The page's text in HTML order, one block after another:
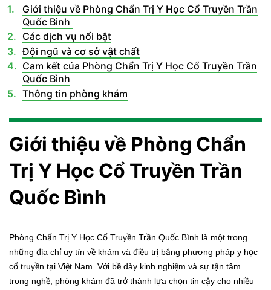
Giới thiệu về Phòng Chẩn Trị Y Học Cổ Truyền Trần
Quốc Bình
Các dịch vụ nổi bật
Đội ngũ và cơ sở vật chất
Cam kết của Phòng Chẩn Trị Y Học Cổ Truyền Trần
Quốc Bình
Thông tin phòng khám
Giới thiệu về Phòng Chẩn
Trị Y Học Cổ Truyền Trần
Quốc Bình
Phòng Chẩn Trị Y Học Cổ Truyền Trần Quốc Bình là một trong
những địa chỉ uy tín về khám và điều trị bằng phương pháp y học
cổ truyền tại Việt Nam. Với bề dày kinh nghiệm và sự tận tâm
trong nghề, phòng khám đã trở thành lựa chọn tin cậy cho nhiều